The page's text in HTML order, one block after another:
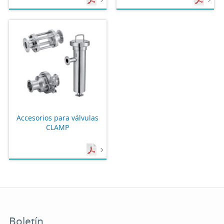
Accesorios para válvulas
CLAMP
Boletín